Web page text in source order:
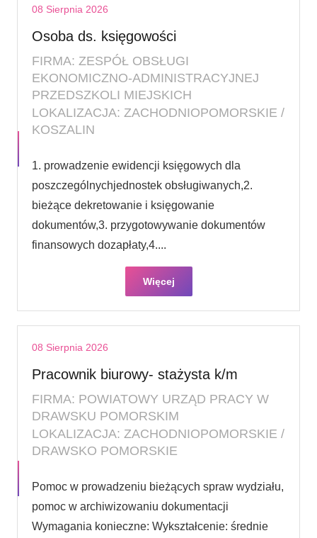
08 Sierpnia 2026
Osoba ds. księgowości
FIRMA: ZESPÓŁ OBSŁUGI
EKONOMICZNO-ADMINISTRACYJNEJ
PRZEDSZKOLI MIEJSKICH
LOKALIZACJA: ZACHODNIOPOMORSKIE /
KOSZALIN
1. prowadzenie ewidencji księgowych dla
poszczególnychjednostek obsługiwanych,2.
bieżące dekretowanie i księgowanie
dokumentów,3. przygotowywanie dokumentów
finansowych dozapłaty,4....
Więcej
08 Sierpnia 2026
Pracownik biurowy- stażysta k/m
FIRMA: POWIATOWY URZĄD PRACY W
DRAWSKU POMORSKIM
LOKALIZACJA: ZACHODNIOPOMORSKIE /
DRAWSKO POMORSKIE
Pomoc w prowadzeniu bieżących spraw wydziału,
pomoc w archiwizowaniu dokumentacji
Wymagania konieczne: Wykształcenie: średnie